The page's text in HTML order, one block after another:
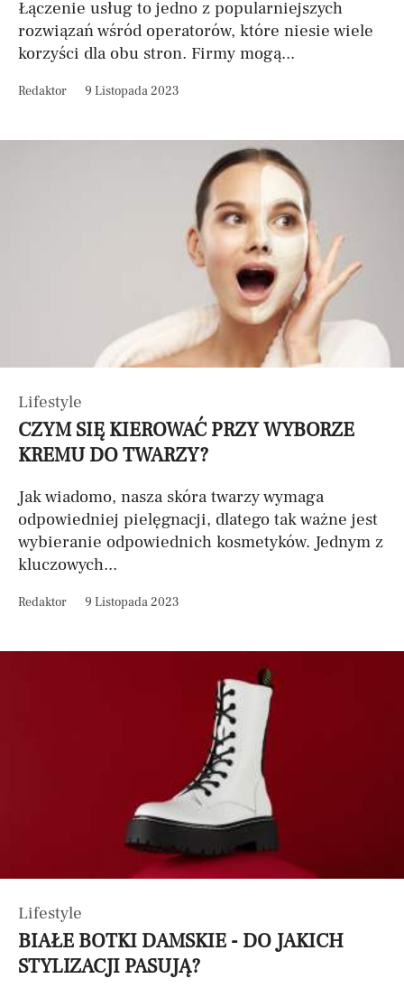
Łączenie usług to jedno z popularniejszych
rozwiązań wśród operatorów, które niesie wiele
korzyści dla obu stron. Firmy mogą...
Redaktor 9 Listopada 2023
Lifestyle
CZYM SIĘ KIEROWAĆ PRZY WYBORZE
KREMU DO TWARZY?
Jak wiadomo, nasza skóra twarzy wymaga
odpowiedniej pielęgnacji, dlatego tak ważne jest
wybieranie odpowiednich kosmetyków. Jednym z
kluczowych...
Redaktor 9 Listopada 2023
Lifestyle
BIAŁE BOTKI DAMSKIE - DO JAKICH
STYLIZACJI PASUJĄ?